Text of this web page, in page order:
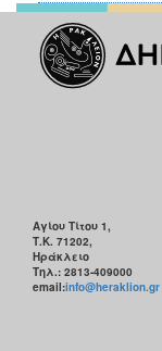
Αγίου Τίτου 1,
Τ.Κ. 71202,
Ηράκλειο
Τηλ.: 2813-409000
email:info@heraklion.gr